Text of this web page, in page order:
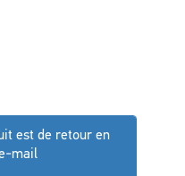
est de retour en
mail